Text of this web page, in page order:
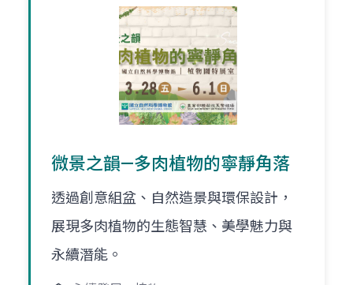
微景之韻—多肉植物的寧靜角落
透過創意組盆、自然造景與環保設計，
展現多肉植物的生態智慧、美學魅力與
永續潛能。